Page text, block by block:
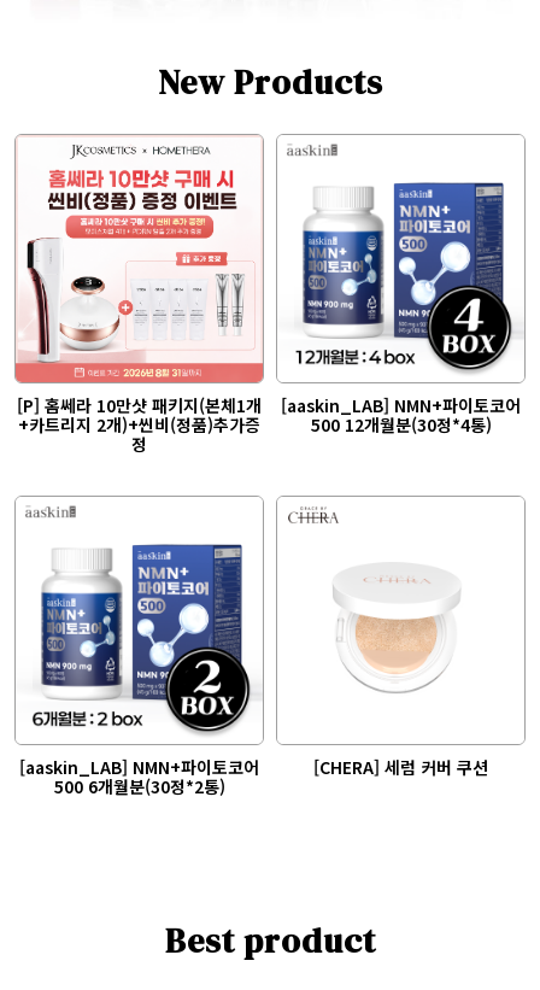
New Products
[P] 홈쎄라 10만샷 패키지(본체1개
+카트리지 2개)+씬비(정품)추가증
정
[aaskin_LAB] NMN+파이토코어
500 12개월분(30정*4통)
[aaskin_LAB] NMN+파이토코어
500 6개월분(30정*2통)
[CHERA] 세럼 커버 쿠션
Best product